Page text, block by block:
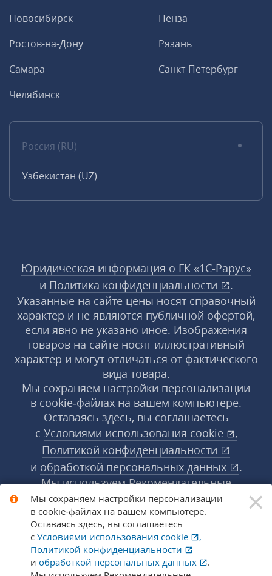
Новосибирск
Пенза
Ростов-на-Дону
Рязань
Самара
Санкт-Петербург
Челябинск
Россия (RU)
Узбекистан (UZ)
Юридическая информация о ГК «1С‑Рарус»
и Политика конфиденциальности
.
Указанные на сайте цены носят справочный
характер и не являются публичной офертой,
если явно не указано иное. Изображения
товаров на сайте носят иллюстративный
характер и могут отличаться от фактического
вида товара.
Мы сохраняем настройки персонализации
в cookie‑файлах на вашем компьютере.
Оставаясь здесь, вы соглашаетесь
с Условиями использования cookie
,
Политикой конфиденциальности
и обработкой персональных данных
.
Мы используем Рекомендательные
технологии, их правила применения доступны
по ссылке
. Подробнее
© 1998-2026 «1С‑Рарус» ®. Все права
защищены.
×
Мы сохраняем настройки персонализации
в cookie‑файлах на вашем компьютере.
Оставаясь здесь, вы соглашаетесь
с Условиями использования cookie
,
Политикой конфиденциальности
и обработкой персональных данных
.